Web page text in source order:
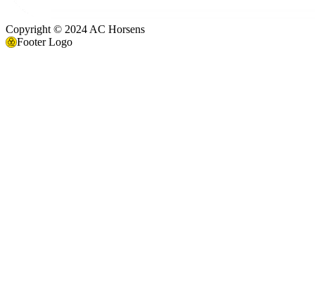
Copyright © 2024 AC Horsens
Footer Logo